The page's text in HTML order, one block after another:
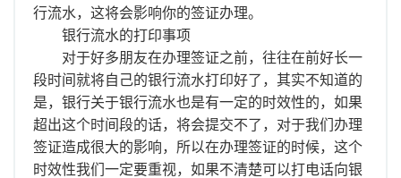
行流水，这将会影响你的签证办理。
银行流水的打印事项
对于好多朋友在办理签证之前，往往在前好长一
段时间就将自己的银行流水打印好了，其实不知道的
是，银行关于银行流水也是有一定的时效性的，如果
超出这个时间段的话，将会提交不了，对于我们办理
签证造成很大的影响，所以在办理签证的时候，这个
时效性我们一定要重视，如果不清楚可以打电话向银